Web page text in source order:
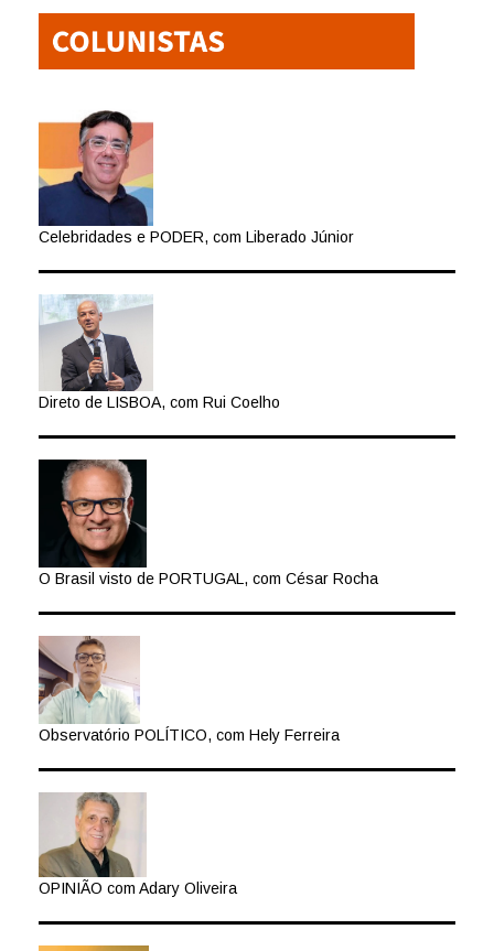
Celebridades e PODER, com Liberado Júnior
Direto de LISBOA, com Rui Coelho
O Brasil visto de PORTUGAL, com César Rocha
Observatório POLÍTICO, com Hely Ferreira
OPINIÃO com Adary Oliveira